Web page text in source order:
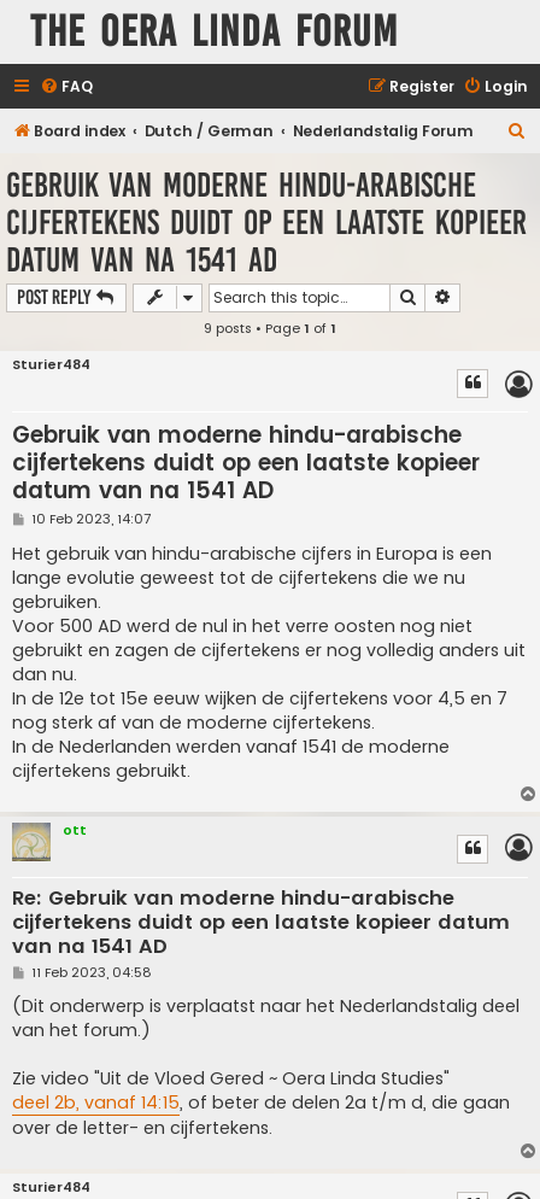
The Oera Linda Forum
FAQ Login
Register
Board index Dutch / German Nederlandstalig Forum
Gebruik van moderne hindu-arabische
cijfertekens duidt op een laatste kopieer
datum van na 1541 AD
Post Reply Search
9 posts • Page1 of1
Sturier484
Gebruik van moderne hindu-arabische
cijfertekens duidt op een laatste kopieer
datum van na 1541 AD
P
s
t
10 Feb 2023, 14:07
Het gebruik van hindu-arabische cijfers in Europa is een
lange evolutie geweest tot de cijfertekens die we nu
gebruiken.
Voor 500 AD werd de nul in het verre oosten nog niet
gebruikt en zagen de cijfertekens er nog volledig anders uit
dan nu.
In de 12e tot 15e eeuw wijken de cijfertekens voor 4,5 en 7
nog sterk af van de moderne cijfertekens.
In de Nederlanden werden vanaf 1541 de moderne
cijfertekens gebruikt.
ott
Re: Gebruik van moderne hindu-arabische
cijfertekens duidt op een laatste kopieer datum
van na 1541 AD
P
s
t
11 Feb 2023, 04:58
(Dit onderwerp is verplaatst naar het Nederlandstalig deel
van het forum.)
Zie video "Uit de Vloed Gered ~ Oera Linda Studies"
deel 2b, vanaf 14:15, of beter de delen 2a t/m d, die gaan
over de letter- en cijfertekens.
Sturier484